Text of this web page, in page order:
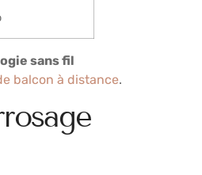
sans fil
balcon à distance.